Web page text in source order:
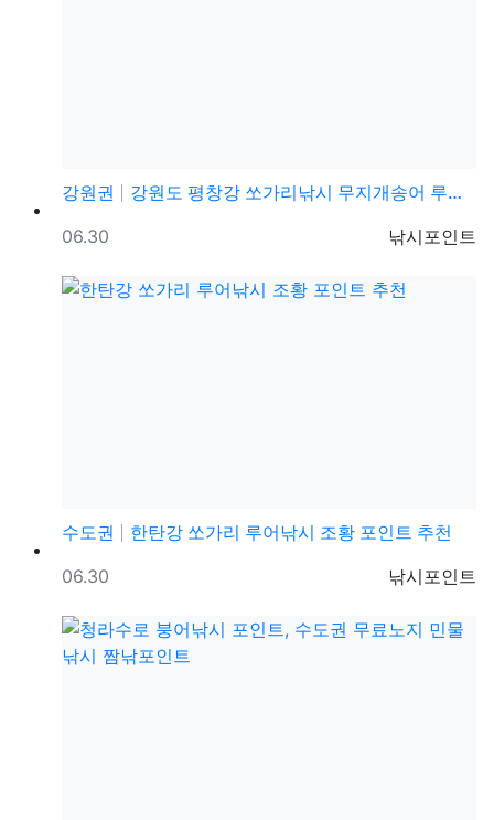
강원권
강원도 평창강 쏘가리낚시 무지개송어 루어낚시 포인트 추…
등록자
낚시포인트
등록일
06.30
수도권
한탄강 쏘가리 루어낚시 조황 포인트 추천
등록자
낚시포인트
등록일
06.30